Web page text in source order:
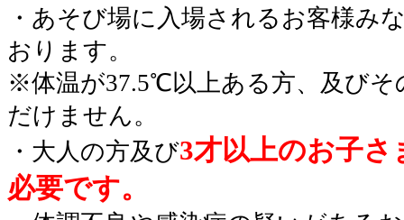
・あそび場に入場されるお客様み
おります。
※体温が37.5℃以上ある方、及びそ
だけません。
・大人の方及び3才以上のお子さ
必要です。